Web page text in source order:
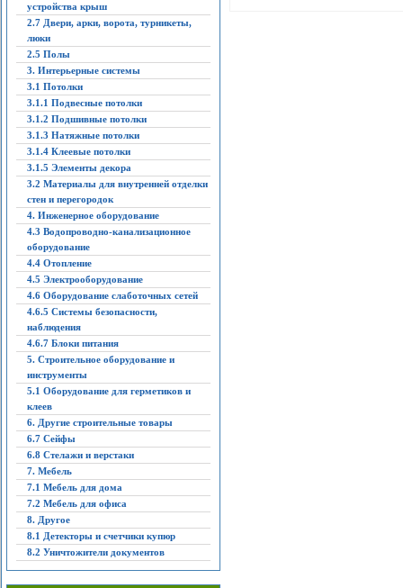
устройства крыш
2.7 Двери, арки, ворота, турникеты,
люки
2.5 Полы
3. Интерьерные системы
3.1 Потолки
3.1.1 Подвесные потолки
3.1.2 Подшивные потолки
3.1.3 Натяжные потолки
3.1.4 Клеевые потолки
3.1.5 Элементы декора
3.2 Материалы для внутренней отделки
стен и перегородок
4. Инженерное оборудование
4.3 Водопроводно-канализационное
оборудование
4.4 Отопление
4.5 Электрооборудование
4.6 Оборудование слаботочных сетей
4.6.5 Системы безопасности,
наблюдения
4.6.7 Блоки питания
5. Строительное оборудование и
инструменты
5.1 Оборудование для герметиков и
клеев
6. Другие строительные товары
6.7 Сейфы
6.8 Стелажи и верстаки
7. Мебель
7.1 Мебель для дома
7.2 Мебель для офиса
8. Другое
8.1 Детекторы и счетчики купюр
8.2 Уничтожители документов